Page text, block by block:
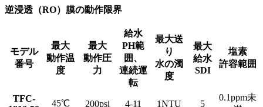
逆浸透（RO）膜の動作限界
モデル
番号
最大
動作温
度
最大
動作圧
力
給水
PH範
囲、
連続運
転
最大送
り
水の濁
度
最大
給水
SDI
塩素
許容範囲
TFC-
45℃ 200psi 4-11 1NTU 5
0.1ppm未